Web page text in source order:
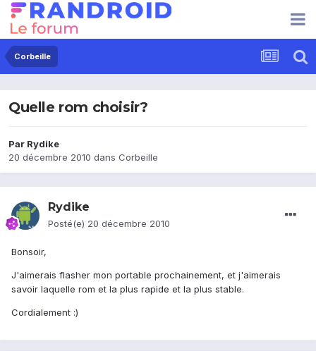
Corbeille
Quelle rom choisir?
Par Rydike
20 décembre 2010 dans Corbeille
Rydike
Posté(e) 20 décembre 2010
Bonsoir,
J'aimerais flasher mon portable prochainement, et j'aimerais
savoir laquelle rom et la plus rapide et la plus stable.
Cordialement :)